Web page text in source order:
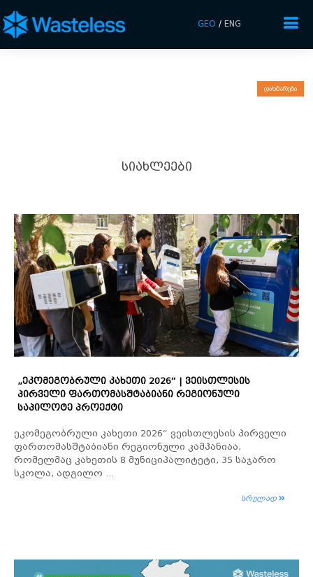
GEO /ENG
დახმარება
ᲡᲘᲐᲮᲚᲔᲔᲑᲘ
„ᲔᲙᲝᲛᲔᲒᲝᲑᲠᲣᲚᲘ ᲙᲐᲮᲔᲗᲘ 2026“ | ᲕᲔᲘᲡᲗᲚᲔᲡᲘᲡ
ᲞᲘᲠᲕᲔᲚᲘ ᲤᲐᲠᲗᲝᲛᲐᲡᲨᲢᲐᲑᲘᲐᲜᲘ ᲠᲔᲒᲘᲝᲜᲣᲚᲘ
ᲡᲐᲞᲘᲚᲝᲢᲔ ᲞᲠᲝᲔᲥᲢᲘ
ეკომეგობრული კახეთი 2026“ ვეისთლესის პირველი
ფართომასშტაბიანი რეგიონული კამპანიაა,
რომელმაც კახეთის 8 მუნიციპალიტეტი, 35 საჯარო
სკოლა, ადგილო ...
სრულად